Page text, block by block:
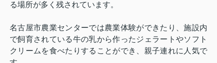
る場所が多く残されています。
名古屋市農業センターでは農業体験ができたり、施設内
で飼育されている牛の乳から作ったジェラートやソフト
クリームを食べたりすることができ、親子連れに人気で